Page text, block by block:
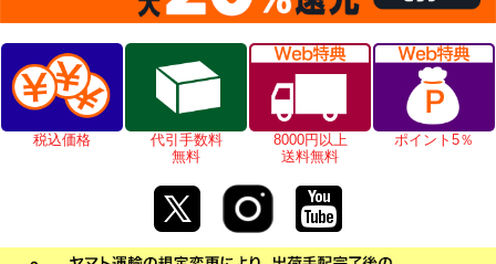
税込価格
代引手数料
無料
8000円以上
送料無料
ポイント5％